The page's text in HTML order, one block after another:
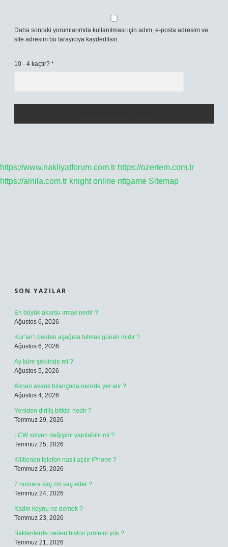
Daha sonraki yorumlarımda kullanılması için adım, e-posta adresim ve
site adresim bu tarayıcıya kaydedilsin.
10 - 4 kaçtır? *
https://www.nakliyatforum.com.tr https://ozertem.com.tr
https://alnila.com.tr knight online nttgame Sitemap
SON YAZILAR
En büyük akarsu ırmak nedir ?
Ağustos 6, 2026
Kur’an’ı belden aşağıda tutmak günah mıdır ?
Ağustos 6, 2026
Ay küre şeklinde mi ?
Ağustos 5, 2026
Alınan avans bilançoda nerede yer alır ?
Ağustos 4, 2026
Yeniden diriliş bitkisi nedir ?
Temmuz 29, 2026
LCW sütyen değişimi yapılabilir mi ?
Temmuz 25, 2026
Kilitlenen telefon nasıl açılır iPhone ?
Temmuz 25, 2026
7 numara kaç cm saç eder ?
Temmuz 24, 2026
Kadın koynu ne demek ?
Temmuz 23, 2026
Bakterilerde neden histon proteini yok ?
Temmuz 21, 2026